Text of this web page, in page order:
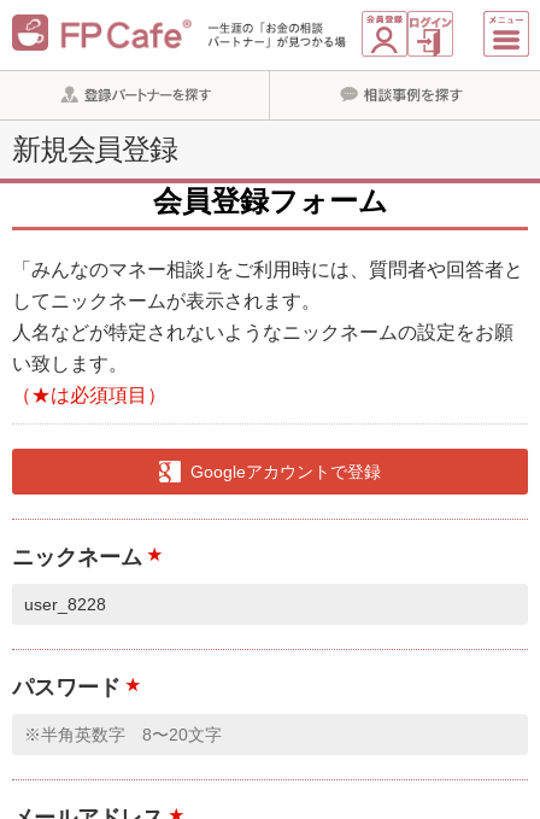
新規会員登録
会員登録フォーム
「みんなのマネー相談｣をご利用時には、質問者や回答者と
してニックネームが表示されます。
人名などが特定されないようなニックネームの設定をお願
い致します。
（★は必須項目）
Googleアカウントで登録
ニックネーム ★
パスワード ★
★